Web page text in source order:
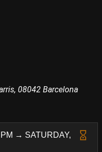
08042 Barcelona
→ SATURDAY,